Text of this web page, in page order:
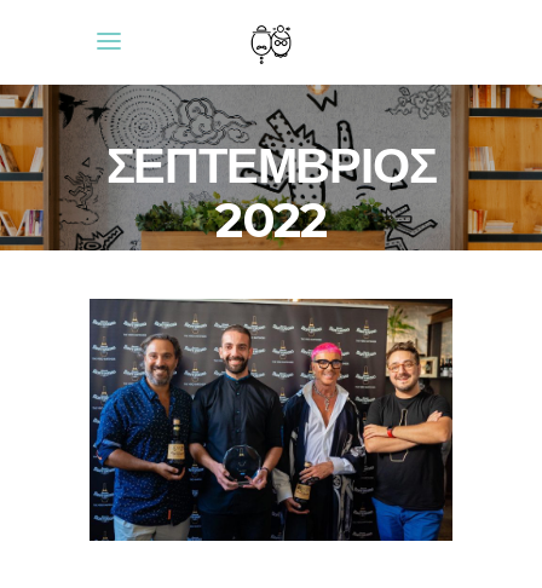
ΣΕΠΤΈΜΒΡΙΟΣ
2022